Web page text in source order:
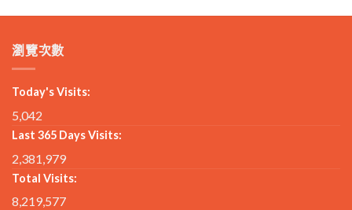
瀏覽次數
Today's Visits:
5,042
Last 365 Days Visits:
2,381,979
Total Visits:
8,219,577